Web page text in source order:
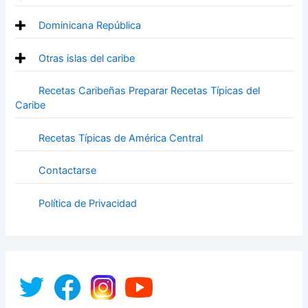
Dominicana República
Otras islas del caribe
Recetas Caribeñas Preparar Recetas Típicas del
Caribe
Recetas Típicas de América Central
Contactarse
Política de Privacidad